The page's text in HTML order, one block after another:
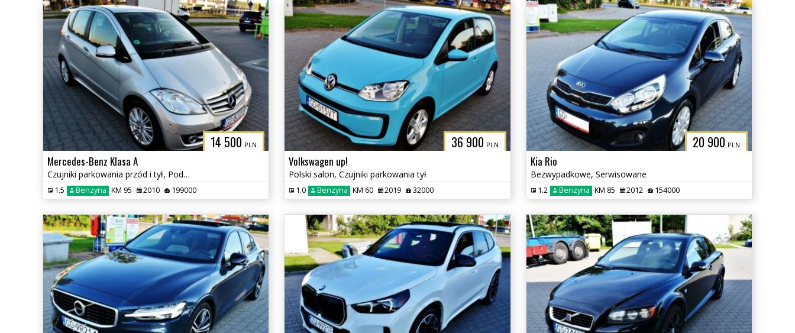
14 500 PLN
Mercedes-Benz Klasa A
Czujniki parkowania przód i tył, Podgrzewane fotele
1.5 Benzyna KM 95 2010 199000
36 900 PLN
Volkswagen up!
Polski salon, Czujniki parkowania tył
1.0 Benzyna KM 60 2019 32000
20 900 PLN
Kia Rio
Bezwypadkowe, Serwisowane
1.2 Benzyna KM 85 2012 154000